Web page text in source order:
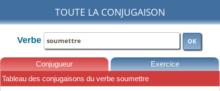
TOUTE LA CONJUGAISON
Verbe OK
Conjugueur Exercice
Tableau des conjugaisons du verbe soumettre